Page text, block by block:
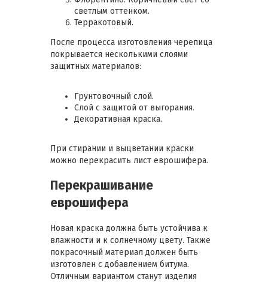
светлым оттенком.
Терракотовый.
После процесса изготовления черепица
покрывается несколькими слоями
защитных материалов:
Грунтовочный слой.
Слой с защитой от выгорания.
Декоративная краска.
При стирании и выцветании краски
можно перекрасить лист еврошифера.
Перекрашивание
еврошифера
Новая краска должна быть устойчива к
влажности и к солнечному цвету. Также
покрасочный материал должен быть
изготовлен с добавлением битума.
Отличным вариантом станут изделия